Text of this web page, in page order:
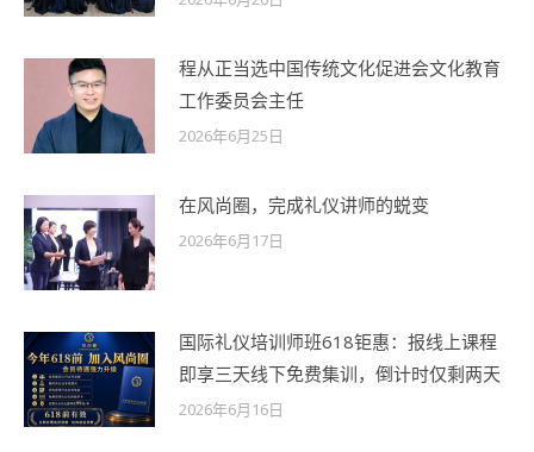
程从正当选中国传统文化促进会文化教育
工作委员会主任
2026年6月25日
在风尚圈，完成礼仪讲师的蜕变
2026年6月17日
国际礼仪培训师班618钜惠：报线上课程
即享三天线下免费集训，倒计时仅剩两天
2026年6月16日